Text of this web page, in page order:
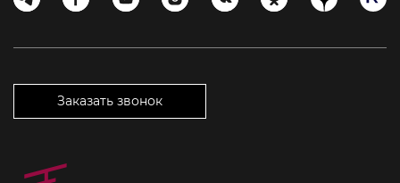
Заказать звонок